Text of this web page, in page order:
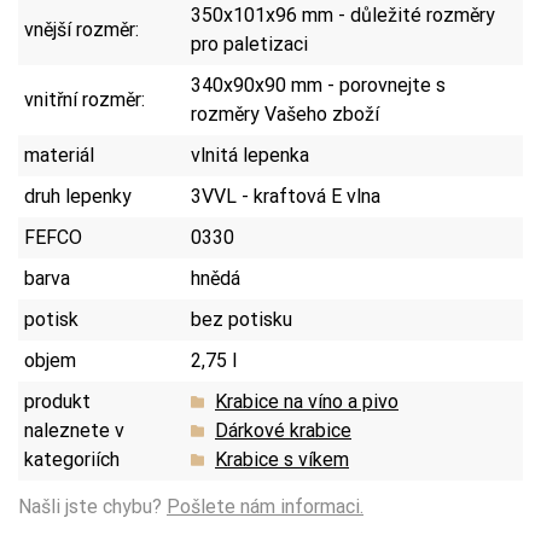
vnější rozměr:
350x101x96 mm - důležité rozměry
pro paletizaci
vnitřní rozměr:
340x90x90 mm - porovnejte s
rozměry Vašeho zboží
materiál
vlnitá lepenka
druh lepenky
3VVL - kraftová E vlna
FEFCO
0330
barva
hnědá
potisk
bez potisku
objem
2,75 l
produkt
naleznete v
kategoriích
Krabice na víno a pivo
Dárkové krabice
Krabice s víkem
Našli jste chybu? Pošlete nám informaci.